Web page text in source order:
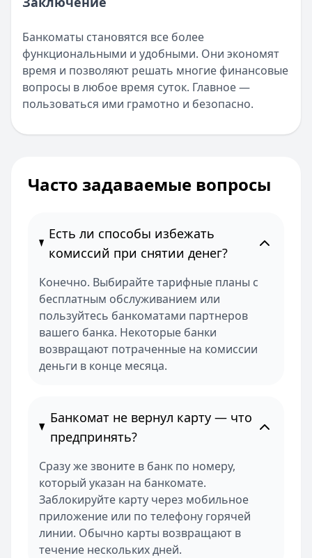
Банкоматы становятся все более
функциональными и удобными. Они экономят
время и позволяют решать многие финансовые
вопросы в любое время суток. Главное —
пользоваться ими грамотно и безопасно.
Часто задаваемые вопросы
Есть ли способы избежать
комиссий при снятии денег?
Конечно. Выбирайте тарифные планы с
бесплатным обслуживанием или
пользуйтесь банкоматами партнеров
вашего банка. Некоторые банки
возвращают потраченные на комиссии
деньги в конце месяца.
Банкомат не вернул карту — что
предпринять?
Сразу же звоните в банк по номеру,
который указан на банкомате.
Заблокируйте карту через мобильное
приложение или по телефону горячей
линии. Обычно карты возвращают в
течение нескольких дней.